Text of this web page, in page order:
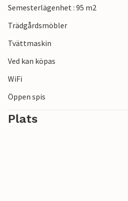
dagen under den klara stjärnhimlen.
Semesterlägenhet : 95 m2
Trädgårdsmöbler
Tvättmaskin
Ved kan köpas
WiFi
Öppen spis
Plats